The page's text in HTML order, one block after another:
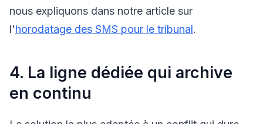
nous expliquons dans notre article sur
l'horodatage des SMS pour le tribunal.
4. La ligne dédiée qui archive
en continu